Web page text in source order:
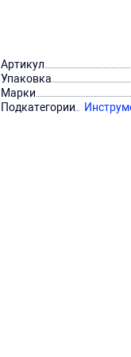
Артикул
Упаковка
Марки
Подкатегории